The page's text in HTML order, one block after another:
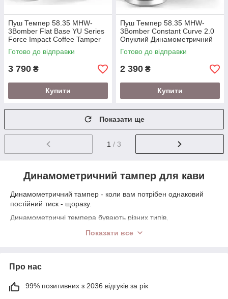
Пуш Темпер 58.35 MHW-
3Bomber Flat Base YU Series
Force Impact Coffee Tamper
Готово до відправки
3 790 ₴
Купити
Пуш Темпер 58.35 MHW-
3Bomber Constant Curve 2.0
Опуклий Динамометричний
Готово до відправки
2 390 ₴
Купити
Показати ще
1 / 3
Динамометричний тампер для кави
Динамометричний тампер - коли вам потрібен однаковий
постійний тиск - щоразу.
Динамометричні темпера бувають різних типів,
темпер відстрілює (наприклад при натисканні 15 кг).
налаштувати опір пружини, обертаючи ручку, ви задаєте
Показати все
Про нас
99% позитивних з 2036 відгуків за рік